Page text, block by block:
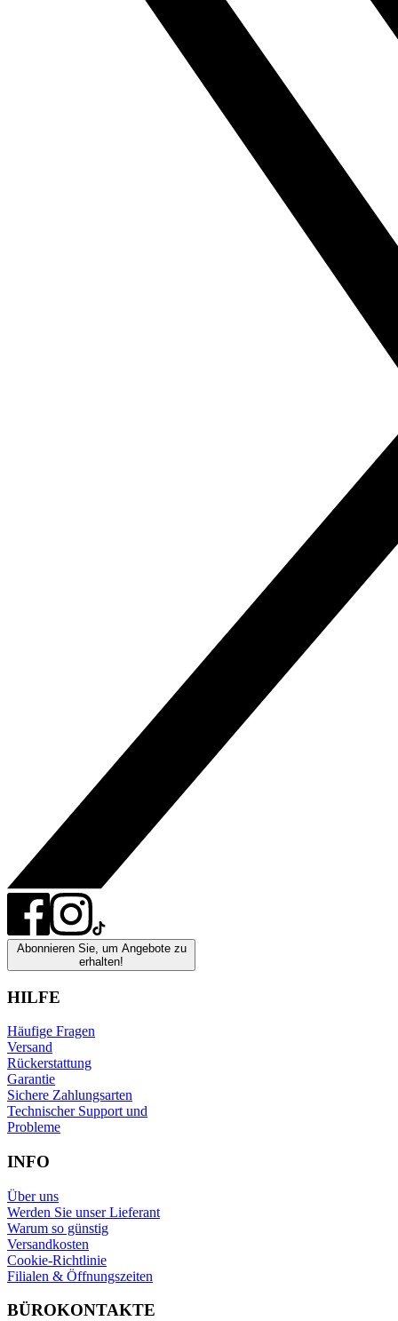
Abonnieren Sie, um Angebote zu
erhalten!
HILFE
Häufige Fragen
Versand
Rückerstattung
Garantie
Sichere Zahlungsarten
Technischer Support und
Probleme
INFO
Über uns
Werden Sie unser Lieferant
Warum so günstig
Versandkosten
Cookie-Richtlinie
Filialen & Öffnungszeiten
BÜROKONTAKTE